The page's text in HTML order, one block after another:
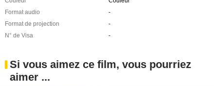
Format audio
-
Format de projection
-
N° de Visa
-
Si vous aimez ce film, vous pourriez
aimer ...